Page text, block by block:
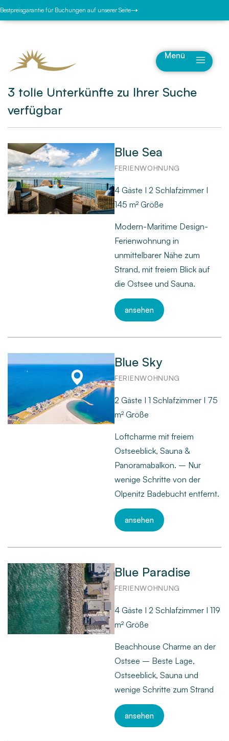
Bestpreisgarantie für Buchungen auf unserer Seite
Menü
3 tolle Unterkünfte zu Ihrer Suche
verfügbar
Blue Sea
FERIENWOHNUNG
4 Gäste I 2 Schlafzimmer I
145 m² Größe
Modern-Maritime Design-
Ferienwohnung in
unmittelbarer Nähe zum
Strand, mit freiem Blick auf
die Ostsee und Sauna.
ansehen
Blue Sky
FERIENWOHNUNG
2 Gäste I 1 Schlafzimmer I 75
m² Größe
Loftcharme mit freiem
Ostseeblick, Sauna &
Panoramabalkon. – Nur
wenige Schritte von der
Olpenitz Badebucht entfernt.
ansehen
Blue Paradise
FERIENWOHNUNG
4 Gäste I 2 Schlafzimmer I 119
m² Größe
Beachhouse Charme an der
Ostsee – Beste Lage,
Ostseeblick, Sauna und
wenige Schritte zum Strand
ansehen